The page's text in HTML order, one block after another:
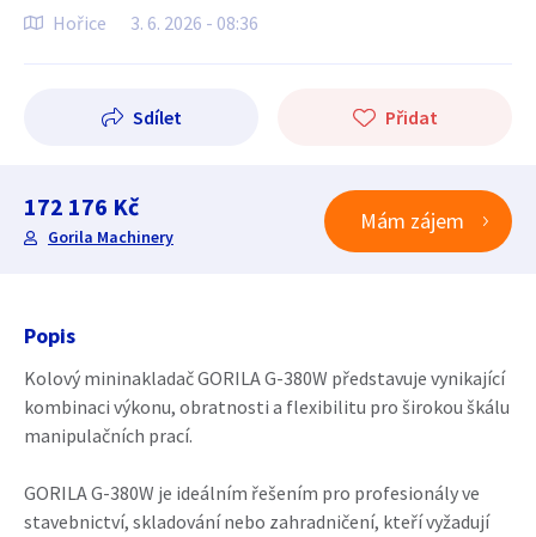
Hořice 3. 6. 2026 - 08:36
Sdílet Přidat
172 176 Kč
Gorila Machinery
Mám zájem
Popis
Kolový mininakladač GORILA G-380W představuje vynikající
kombinaci výkonu, obratnosti a flexibilitu pro širokou škálu
manipulačních prací.
GORILA G-380W je ideálním řešením pro profesionály ve
stavebnictví, skladování nebo zahradničení, kteří vyžadují